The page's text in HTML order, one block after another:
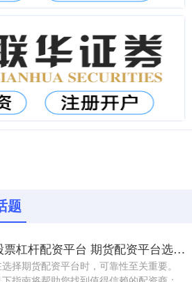
题
股票杠杆配资平台 期货配资平台选择指南：如何找到可靠的配资商
择期货配资平台时，可靠性至关重要。